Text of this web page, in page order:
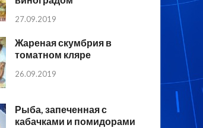
27.09.2019
Жареная скумбрия в
томатном кляре
26.09.2019
Рыба, запеченная с
кабачками и помидорами